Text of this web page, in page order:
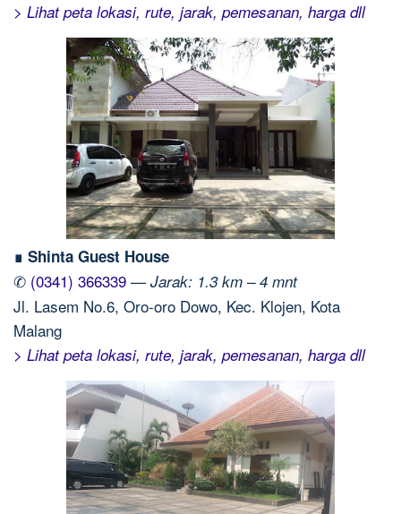
> Lihat peta lokasi, rute, jarak, pemesanan, harga dll
∎ Shinta Guest House
✆ (0341) 366339 — Jarak: 1.3 km – 4 mnt
Jl. Lasem No.6, Oro-oro Dowo, Kec. Klojen, Kota
Malang
> Lihat peta lokasi, rute, jarak, pemesanan, harga dll